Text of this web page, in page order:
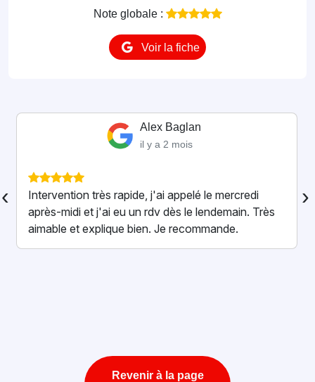
Note globale :
Voir la fiche
Alexandre Casco
il y a 4 mois
Super intervention pour un nid de frelons à la
maison ! Professionnel, rassurant et très
sympathique. Il a tout réglé rapidement en
expliquant chaque étape. On se sent vraiment en
confiance. Merci enc...
‹ ›
Revenir à la page